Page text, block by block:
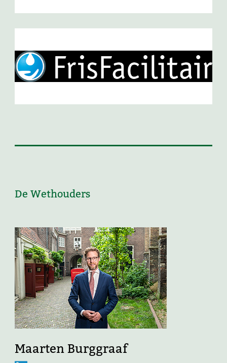
De Wethouders
Maarten Burggraaf